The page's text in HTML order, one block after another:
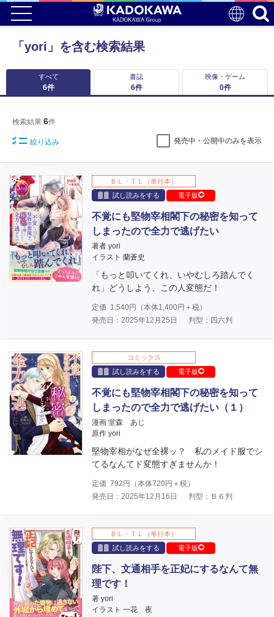
「yori」を含む検索結果
すべて
6件
書誌
6件
映像・ゲーム
0件
検索結果 6件
絞り込み 発売中・公開中のみを表示
ＢＬ・ＴＬ（単行本）
試し読みをする
電子版
不覚にも堅物宰相閣下の秘密を知って
しまったので全力で逃げたい
著者 yori
イラスト 蘭蒼史
「もっと叩いてくれ、いやむしろ踏んでく
れ」どうしよう、この人変態だ！
定価 1,540円（本体1,400円＋税）
発売日：2025年12月25日
判型：四六判
コミックス
試し読みをする
電子版
不覚にも堅物宰相閣下の秘密を知って
しまったので全力で逃げたい（１）
漫画 堂森 あじ
原作 yori
堅物宰相がなぜ全裸ッ？ 私のメイド服でシ
てるなんてド変態すぎませんか！
定価 792 円（本体720円＋税）
発売日：2025年12月16日
判型：Ｂ６判
ＢＬ・ＴＬ（単行本）
試し読みをする
電子版
陛下、文通相手を正妃にするなんて無
理です！
著 yori
イラスト 一花 夜